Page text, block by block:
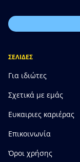
ΣΕΛΙΔΕΣ
Για ιδιώτες
Σχετικά με εμάς
Ευκαιριες καριέρας
Επικοινωνία
Όροι χρήσης